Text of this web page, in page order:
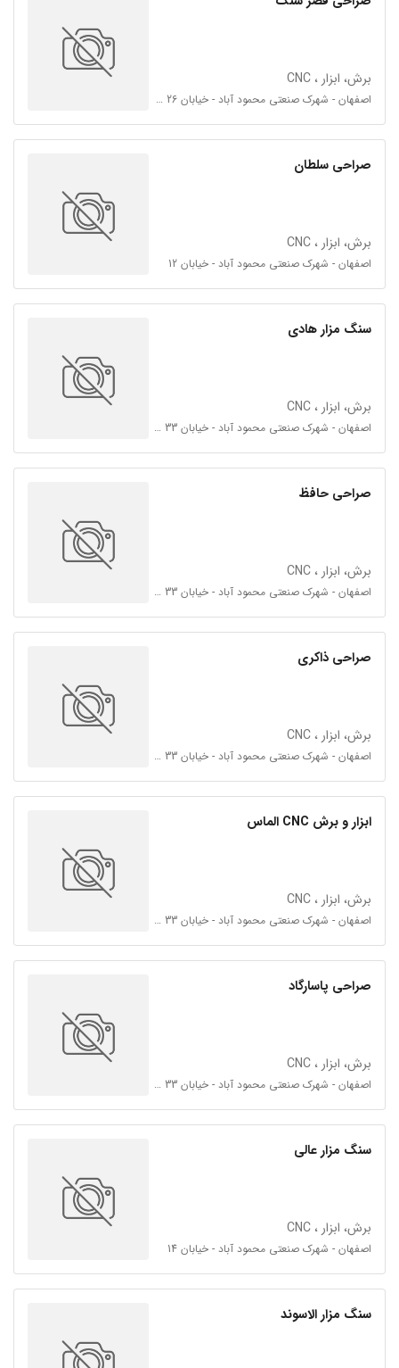
برش، ابزار ، CNC
اصفهان - شهرک صنعتی محمود آباد - خیابان 26 چهاراه دوم سمت چپ
صراحی سلطان
برش، ابزار ، CNC
اصفهان - شهرک صنعتی محمود آباد - خیابان 12
سنگ مزار هادی
برش، ابزار ، CNC
اصفهان - شهرک صنعتی محمود آباد - خیابان 33 - خیابان جدیدالاحداث - چهار راه اول سمت راست
صراحی حافظ
برش، ابزار ، CNC
اصفهان - شهرک صنعتی محمود آباد - خیابان 33 - خیابان جدیدالاحداث
صراحی ذاکری
برش، ابزار ، CNC
اصفهان - شهرک صنعتی محمود آباد - خیابان 33 - خیابان جدیدالاحداث
ابزار و برش CNC الماس
برش، ابزار ، CNC
اصفهان - شهرک صنعتی محمود آباد - خیابان 33 - خیابان جدیدالاحداث
صراحی پاسارگاد
برش، ابزار ، CNC
اصفهان - شهرک صنعتی محمود آباد - خیابان 33 - خیابان جدیدالاحداث
سنگ مزار عالی
برش، ابزار ، CNC
اصفهان - شهرک صنعتی محمود آباد - خیابان 14
سنگ مزار الاسوند